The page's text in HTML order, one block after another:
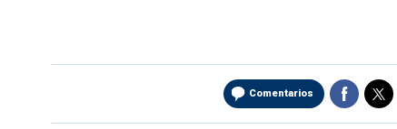
Comentarios